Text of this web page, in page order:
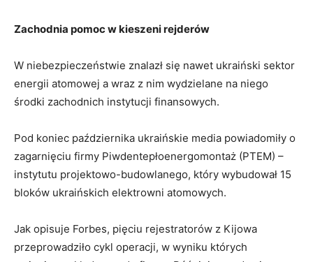
Zachodnia pomoc w kieszeni rejderów
W niebezpieczeństwie znalazł się nawet ukraiński sektor
energii atomowej a wraz z nim wydzielane na niego
środki zachodnich instytucji finansowych.
Pod koniec października ukraińskie media powiadomiły o
zagarnięciu firmy Piwdentepłoenergomontaż (PTEM) –
instytutu projektowo-budowlanego, który wybudował 15
bloków ukraińskich elektrowni atomowych.
Jak opisuje Forbes, pięciu rejestratorów z Kijowa
przeprowadziło cykl operacji, w wyniku których